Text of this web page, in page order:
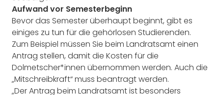
Aufwand vor Semesterbeginn
Bevor das Semester überhaupt beginnt, gibt es
einiges zu tun für die gehörlosen Studierenden.
Zum Beispiel müssen Sie beim Landratsamt einen
Antrag stellen, damit die Kosten für die
Dolmetscher*innen übernommen werden. Auch die
„Mitschreibkraft“ muss beantragt werden.
„Der Antrag beim Landratsamt ist besonders